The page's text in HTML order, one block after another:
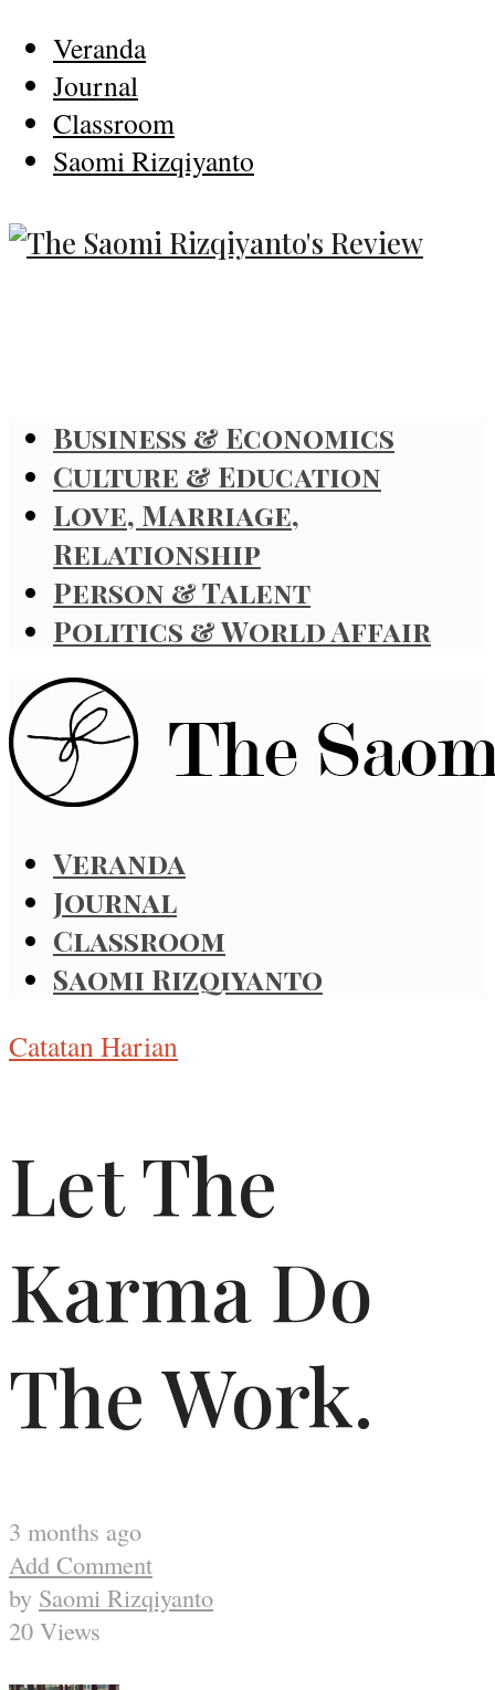
Veranda
Journal
Classroom
Saomi Rizqiyanto
Business & Economics
Culture & Education
Love, Marriage,
Relationship
Person & Talent
Politics & World Affair
Veranda
Journal
Classroom
Saomi Rizqiyanto
Catatan Harian
Let The
Karma Do
The Work.
3 months ago
Add Comment
by Saomi Rizqiyanto
20 Views